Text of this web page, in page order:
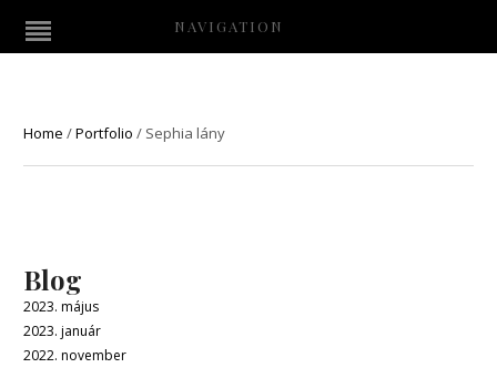
NAVIGATION
Home /Portfolio / Sephia lány
Blog
2023. május
2023. január
2022. november